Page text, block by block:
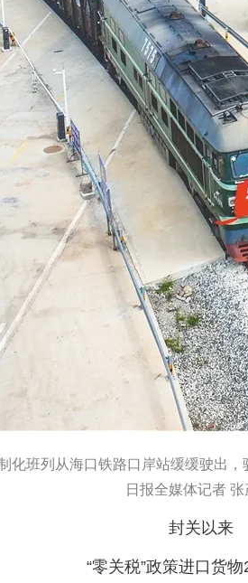
化班列从海口铁路口岸站缓缓驶出
日报全媒体记者 张
封关以来
“零关税”政策进口货